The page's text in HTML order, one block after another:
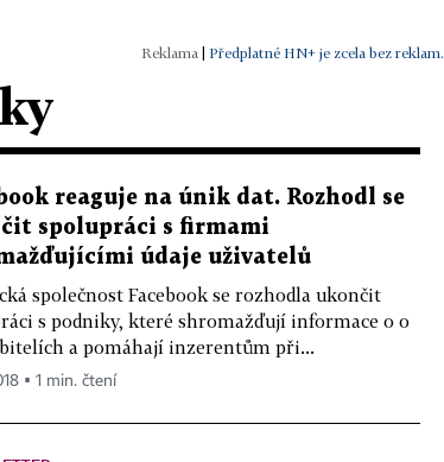
| Předplatné HN+ je zcela bez reklam.
reaguje na únik dat. Rozhodl se
spolupráci s firmami
údaje uživatelů
společnost Facebook se rozhodla ukončit
s podniky, které shromažďují informace o o
a pomáhají inzerentům při...
▪ 1 min. čtení